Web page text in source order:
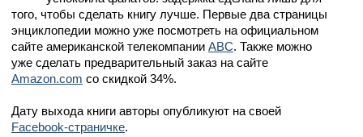
того, чтобы сделать книгу лучше. Первые два страницы
энциклопедии можно уже посмотреть на официальном
сайте американской телекомпании ABC. Также можно
уже сделать предварительный заказ на сайте
Amazon.com со скидкой 34%.
Дату выхода книги авторы опубликуют на своей
Facebook-страничке.